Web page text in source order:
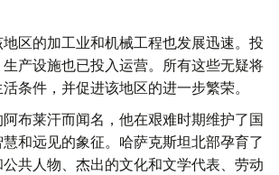
区的加工业和机械工程也发展迅速。投
产设施也已投入运营。所有这些无疑将
条件，并促进该地区的进一步繁荣。
布莱汗而闻名，他在艰难时期维护了国
和远见的象征。哈萨克斯坦北部孕育了
共人物、杰出的文化和文学代表、劳动